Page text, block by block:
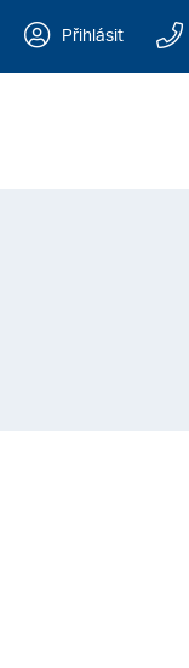
Přihlásit